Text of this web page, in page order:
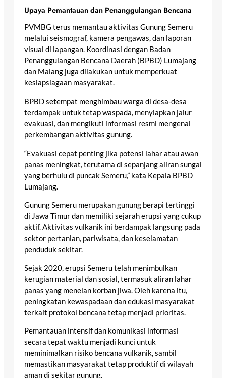
Upaya Pemantauan dan Penanggulangan Bencana
PVMBG terus memantau aktivitas Gunung Semeru
melalui seismograf, kamera pengawas, dan laporan
visual di lapangan. Koordinasi dengan Badan
Penanggulangan Bencana Daerah (BPBD) Lumajang
dan Malang juga dilakukan untuk memperkuat
kesiapsiagaan masyarakat.
BPBD setempat menghimbau warga di desa-desa
terdampak untuk tetap waspada, menyiapkan jalur
evakuasi, dan mengikuti informasi resmi mengenai
perkembangan aktivitas gunung.
“Evakuasi cepat penting jika potensi lahar atau awan
panas meningkat, terutama di sepanjang aliran sungai
yang berhulu di puncak Semeru,” kata Kepala BPBD
Lumajang.
Gunung Semeru merupakan gunung berapi tertinggi
di Jawa Timur dan memiliki sejarah erupsi yang cukup
aktif. Aktivitas vulkanik ini berdampak langsung pada
sektor pertanian, pariwisata, dan keselamatan
penduduk sekitar.
Sejak 2020, erupsi Semeru telah menimbulkan
kerugian material dan sosial, termasuk aliran lahar
panas yang menelan korban jiwa. Oleh karena itu,
peningkatan kewaspadaan dan edukasi masyarakat
terkait protokol bencana tetap menjadi prioritas.
Pemantauan intensif dan komunikasi informasi
secara tepat waktu menjadi kunci untuk
meminimalkan risiko bencana vulkanik, sambil
memastikan masyarakat tetap produktif di wilayah
aman di sekitar gunung.